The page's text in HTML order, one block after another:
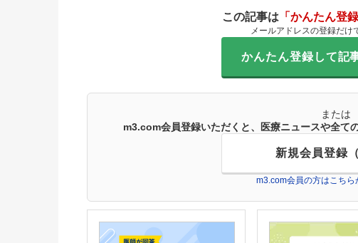
この記事は 「かんたん登録
メールアドレスの登録だけ
かんたん登録して記
または
m3.com会員登録いただくと、医療ニュースや全て
新規会員登録
m3.com会員の方はこちら